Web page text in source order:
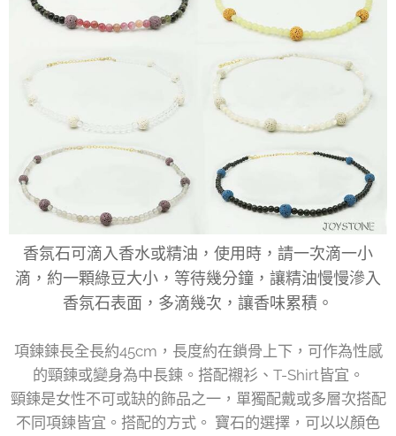
香氛石可滴入香水或精油，使用時，請一次滴一小
滴，約一顆綠豆大小，等待幾分鐘，讓精油慢慢滲入
香氛石表面，多滴幾次，讓香味累積。
項鍊鍊長全長約45cm，長度約在鎖骨上下，可作為性感
的頸鍊或變身為中長鍊。搭配襯衫、T-Shirt皆宜。
頸鍊是女性不可或缺的飾品之一，單獨配戴或多層次搭配
不同項鍊皆宜。搭配的方式。 寶石的選擇，可以以顏色